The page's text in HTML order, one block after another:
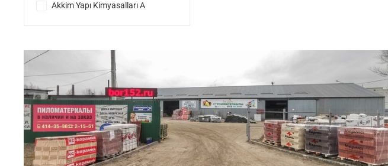
Akkim Yapı Kimyasalları A